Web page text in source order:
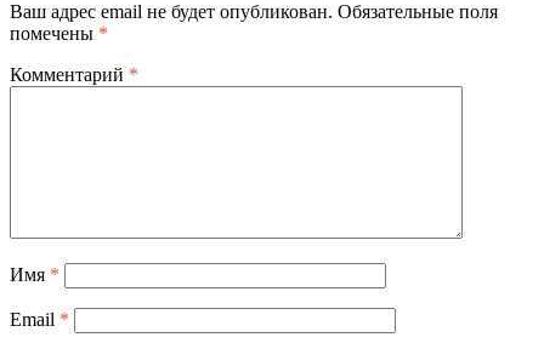
Ваш адрес email не будет опубликован. Обязательные поля
помечены *
Комментарий *
Имя *
Email *